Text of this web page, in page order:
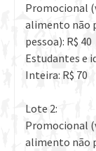
Promocional
alimento não
pessoa): R$ 40
Estudantes e
Inteira: R$ 70
Lote 2:
Promocional
alimento não